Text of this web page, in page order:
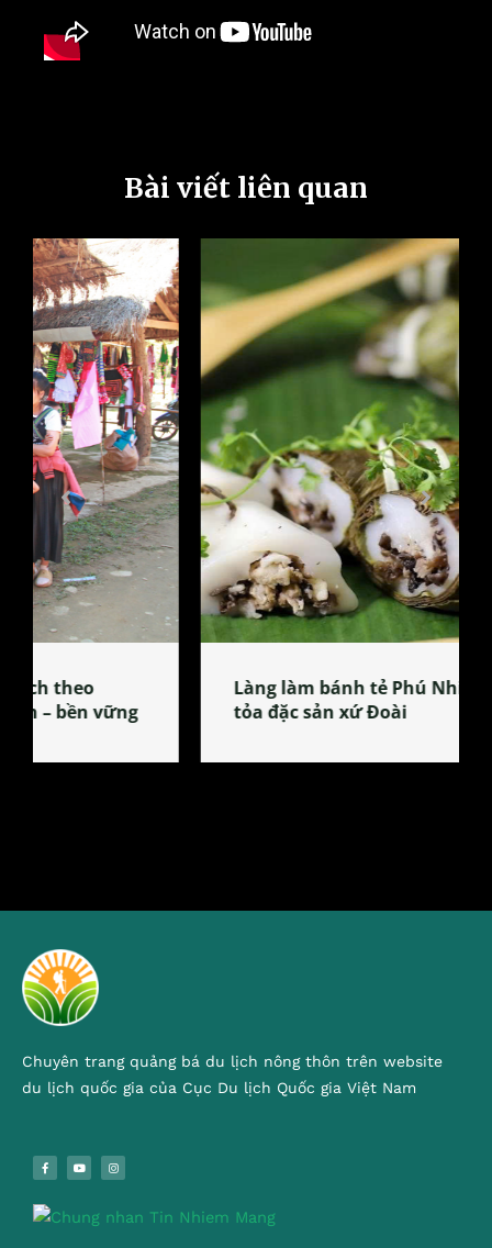
Bài viết liên quan
Làng làm bánh tẻ Phú Nhi – nơi lan
tỏa đặc sản xứ Đoài
Chuyên trang quảng bá du lịch nông thôn trên website
du lịch quốc gia của Cục Du lịch Quốc gia Việt Nam